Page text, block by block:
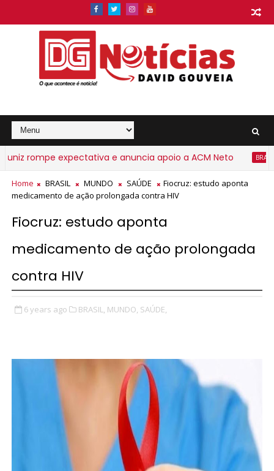
rompe expectativa e anuncia apoio a ACM Neto
Home BRASIL MUNDO SAÚDE
Fiocruz: estudo aponta
medicamento de ação prolongada contra HIV
Fiocruz: estudo aponta
medicamento de ação prolongada
contra HIV
6 years ago BRASIL, MUNDO, SAÚDE,